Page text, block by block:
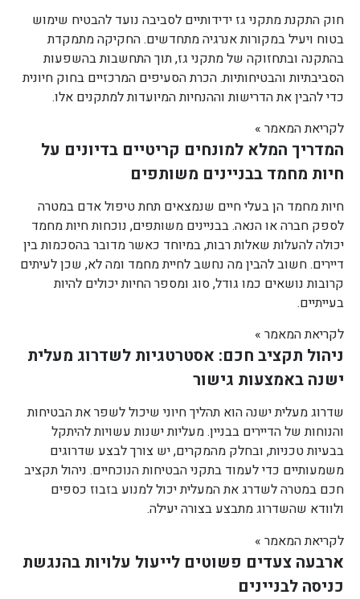
חוק התקנת מתקני גז ידידותיים לסביבה נועד להבטיח שימוש
בטוח ויעיל במקורות אנרגיה מתחדשים. החקיקה מתמקדת
בהתקנה ובתחזוקה של מתקני גז, תוך התחשבות בהשפעות
הסביבתיות והבטיחותיות. הכרת הסעיפים המרכזיים בחוק חיונית
כדי להבין את הדרישות וההנחיות המיועדות למתקנים אלו.
לקריאת המאמר »
המדריך המלא למונחים קריטיים בדיונים על
חיות מחמד בבניינים משותפים
חיות מחמד הן בעלי חיים שנמצאים תחת טיפול אדם במטרה
לספק חברה או הנאה. בבניינים משותפים, נוכחות חיות מחמד
יכולה להעלות שאלות רבות, במיוחד כאשר מדובר בהסכמות בין
דיירים. חשוב להבין מה נחשב לחיית מחמד ומה לא, שכן לעיתים
קרובות נושאים כמו גודל, סוג ומספר החיות יכולים להיות
בעייתיים.
לקריאת המאמר »
ניהול תקציב חכם: אסטרטגיות לשדרוג מעלית
ישנה באמצעות גישור
שדרוג מעלית ישנה הוא תהליך חיוני שיכול לשפר את הבטיחות
והנוחות של הדיירים בבניין. מעליות ישנות עשויות להיתקל
בבעיות טכניות, ובחלק מהמקרים, יש צורך לבצע שדרוגים
משמעותיים כדי לעמוד בתקני הבטיחות הנוכחיים. ניהול תקציב
חכם במטרה לשדרג את המעלית יכול למנוע בזבוז כספים
ולוודא שהשדרוג מתבצע בצורה יעילה.
לקריאת המאמר »
ארבעה צעדים פשוטים לייעול עלויות בהנגשת
כניסה לבניינים